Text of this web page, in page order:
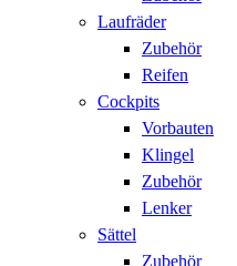
Laufräder
Zubehör
Reifen
Cockpits
Vorbauten
Klingel
Zubehör
Lenker
Sättel
Zubehör